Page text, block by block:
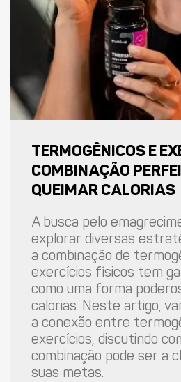
TERMOGÊNICOS E
COMBINAÇÃO
QUEIMAR CALORIAS
A busca pelo
explorar diversas
a combinação de
exercícios físicos tem
como uma forma
calorias. Neste artigo,
a conexão entre
exercícios, discutindo
combinação pode ser a
suas metas.